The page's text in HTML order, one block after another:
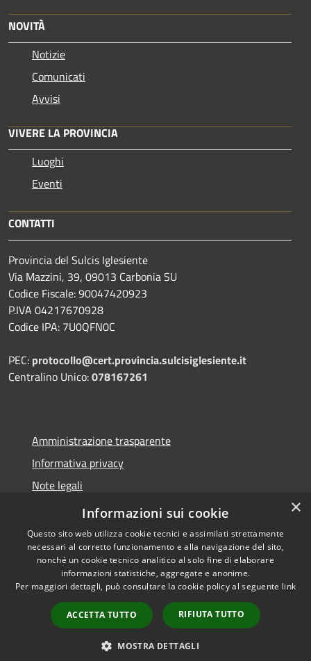
NOVITÀ
Notizie
Comunicati
Avvisi
VIVERE LA PROVINCIA
Luoghi
Eventi
CONTATTI
Provincia del Sulcis Iglesiente
Via Mazzini, 39, 09013 Carbonia SU
Codice Fiscale: 90047420923
P.IVA 04217670928
Codice IPA: 7U0QFN0C
PEC: protocollo@cert.provincia.sulcisiglesiente.it
Centralino Unico:078167261
Amministrazione trasparente
Informativa privacy
Note legali
Dichiarazione di accessibilità
Accessibilità
Copyright © 2026 • Provincia
del Sulcis Iglesiente • Powered
byMunicipium
Accesso
redazione
×
Informazioni sui cookie
Questo sito web utilizza cookie tecnici e assimilati strettamente
necessari al corretto funzionamento e alla navigazione del sito,
nonché un cookie tecnico analitico al solo fine di elaborare
informazioni statistiche, aggregate e anonime.
Per maggiori dettagli, può consultare la cookie policy al seguente link
ACCETTA TUTTO RIFIUTA TUTTO
MOSTRA DETTAGLI